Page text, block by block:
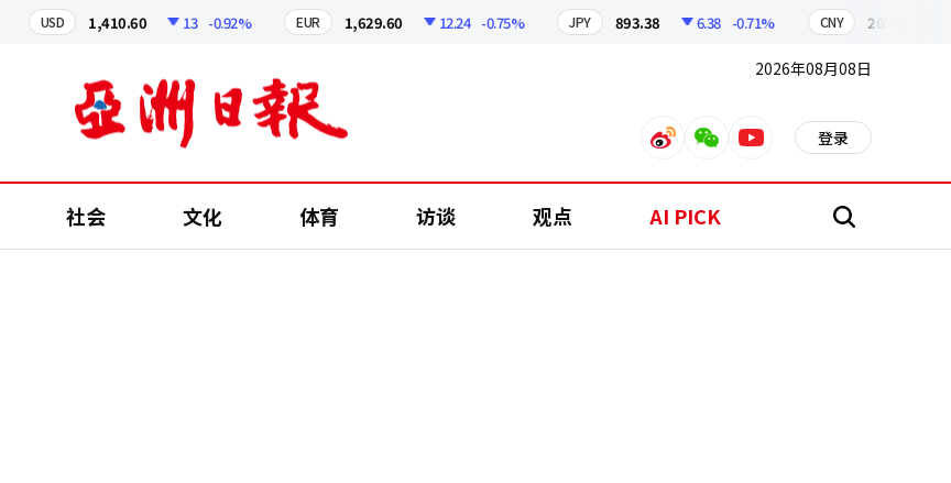
USD 1,410.60 13 -0.92% EUR 1,629.60 12.24 -0.75% JPY 893.38 6.38 -0.71% CNY 209.17
2026年08月08日
weiboweixinyoutube 登录
社会 文化 体育 访谈 观点 AI PICK 搜